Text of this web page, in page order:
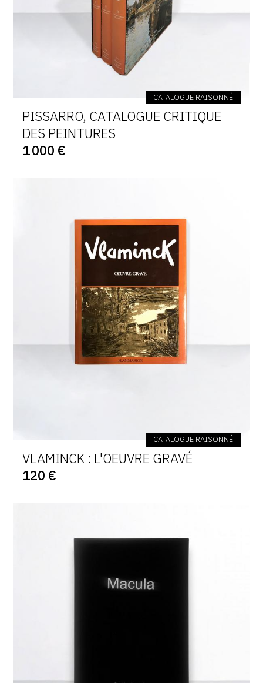
CATALOGUE RAISONNÉ
PISSARRO, CATALOGUE CRITIQUE
DES PEINTURES
1 000 €
CATALOGUE RAISONNÉ
VLAMINCK : L'OEUVRE GRAVÉ
120 €